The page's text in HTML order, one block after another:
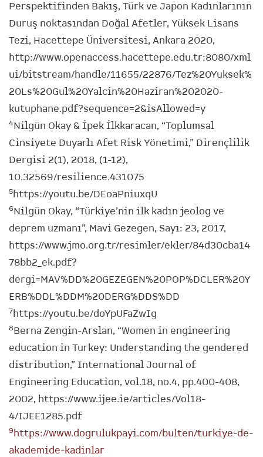
Perspektifinden Bakış, Türk ve Japon Kadınlarının
Duruş noktasından Doğal Afetler, Yüksek Lisans
Tezi, Hacettepe Üniversitesi, Ankara 2020,
http://www.openaccess.hacettepe.edu.tr:8080/xml
ui/bitstream/handle/11655/22876/Tez%20Yuksek%
20Ls%20Gul%20Yalcin%20Haziran%202020-
kutuphane.pdf?sequence=2&isAllowed=y
4Nilgün Okay & İpek İlkkaracan, “Toplumsal
Cinsiyete Duyarlı Afet Risk Yönetimi,” Dirençlilik
Dergisi 2(1), 2018, (1-12),
10.32569/resilience.431075
5 https://youtu.be/DEoaPniuxqU
6Nilgün Okay, “Türkiye’nin ilk kadın jeolog ve
deprem uzmanı”, Mavi Gezegen, Sayı: 23, 2017,
https://www.jmo.org.tr/resimler/ekler/84d30cba14
78bb2_ek.pdf?
dergi=MAV%DD%20GEZEGEN%20POP%DCLER%20Y
ERB%DDL%DDM%20DERG%DDS%DD
7 https://youtu.be/doYpUFaZwIg
8Berna Zengin-Arslan, “Women in engineering
education in Turkey: Understanding the gendered
distribution,” International Journal of
Engineering Education, vol.18, no.4, pp.400-408,
2002, https://www.ijee.ie/articles/Vol18-
4/IJEE1285.pdf
9 https://www.dogrulukpayi.com/bulten/turkiye-de-
akademide-kadinlar